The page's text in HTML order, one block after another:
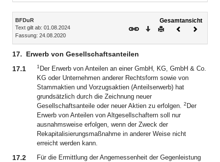
Inhalt
BFDuR
Text gilt ab: 01.08.2024
Fassung: 24.08.2020
Gesamtansicht
Download
DruckenVorheriges
17.
Erwerb von Gesellschaftsanteilen
17.1
1 Der Erwerb von Anteilen an einer GmbH, KG, GmbH & Co.
KG oder Unternehmen anderer Rechtsform sowie von
Stammaktien und Vorzugsaktien (Anteilserwerb) hat
grundsätzlich durch die Zeichnung neuer
Gesellschaftsanteile oder neuer Aktien zu erfolgen. 2 Der
Erwerb von Anteilen von Altgesellschaftern soll nur
ausnahmsweise erfolgen, wenn der Zweck der
Rekapitalisierungsmaßnahme in anderer Weise nicht
erreicht werden kann.
17.2
Für die Ermittlung der Angemessenheit der Gegenleistung